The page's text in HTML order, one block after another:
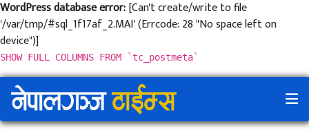
WordPress database error:[Can't create/write to file
'/var/tmp/#sql_1f17af_2.MAI' (Errcode: 28 "No space left on
device")]
SHOW FULL COLUMNS FROM `tc_postmeta`